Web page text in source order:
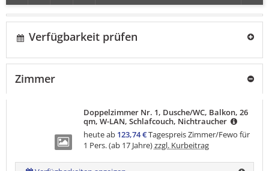
Verfügbarkeit prüfen
Zimmer
Doppelzimmer Nr. 1, Dusche/WC, Balkon, 26
qm, W-LAN, Schlafcouch, Nichtraucher
heute ab 123,74 €Tagespreis Zimmer/Fewo für
1 Pers. (ab 17 Jahre)zzgl. Kurbeitrag